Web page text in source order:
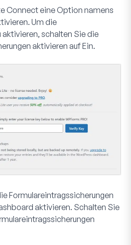
Connect eine Option namens
. Um die
schalten Sie die
aktivierenauf Ein.
Formulareintragssicherungen
aktivieren. Schalten Sie